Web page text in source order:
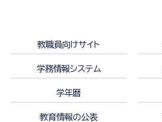
教職員向けサイト
学務情報システム
学年暦
教育情報の公表